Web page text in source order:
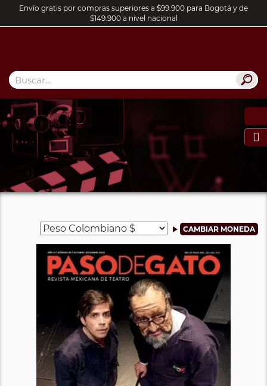
Envío gratis por compras superiores a $99.900 para Bogotá y de
$149.900 a nivel nacional
